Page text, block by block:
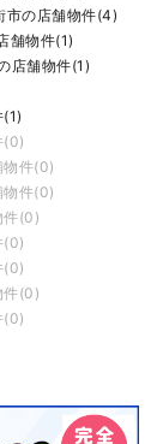
市の店舗物件(4)
舗物件(1)
店舗物件(1)
(0)
物件(0)
物件(0)
件(0)
(0)
(0)
件(0)
(0)